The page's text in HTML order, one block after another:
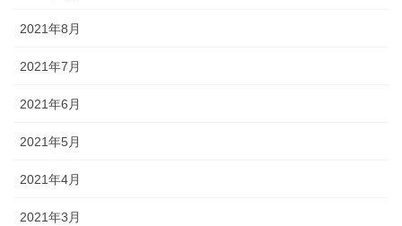
2021年8月
2021年7月
2021年6月
2021年5月
2021年4月
2021年3月